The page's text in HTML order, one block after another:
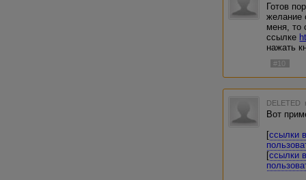
Готов
желание
меня, то
ссылке
нажать
#10
DELETED
Вот
[ссылки
[ссылки